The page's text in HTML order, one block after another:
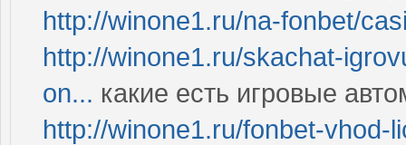
http://winone1.ru/na-fonbet/
http://winone1.ru/skachat-
on... какие есть игровые
http://winone1.ru/fonbet-vhod-